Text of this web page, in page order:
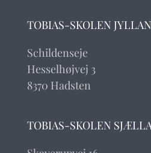
TOBIAS-SKOLEN
Schildenseje
Hesselhøjvej 3
8370 Hadsten
TOBIAS-SKOLEN